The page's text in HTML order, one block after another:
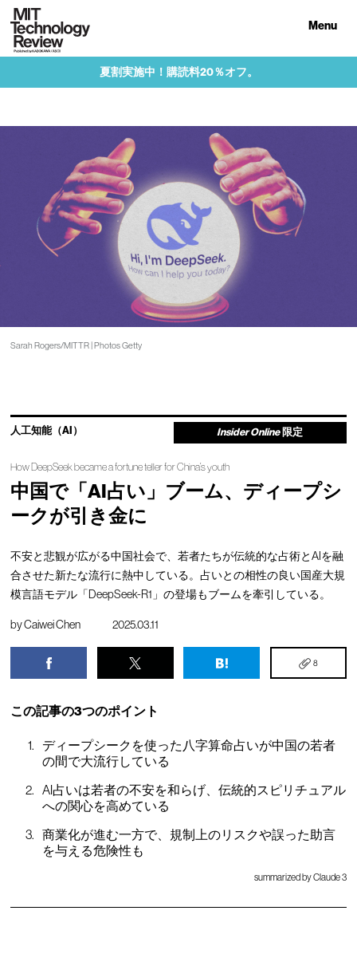
Menu
夏割実施中！購読料20％オフ。
Sarah Rogers/MITTR | Photos Getty
人工知能（AI） Insider Online 限定
How DeepSeek became a fortune teller for China’s youth
中国で「AI占い」ブーム、ディープシ
ークが引き金に
不安と悲観が広がる中国社会で、若者たちが伝統的な占術とAIを融
合させた新たな流行に熱中している。占いとの相性の良い国産大規
模言語モデル「DeepSeek-R1」の登場もブームを牽引している。
byCaiwei Chen 2025.03.11
8
この記事の3つのポイント
ディープシークを使った八字算命占いが中国の若者
の間で大流行している
AI占いは若者の不安を和らげ、伝統的スピリチュアル
への関心を高めている
商業化が進む一方で、規制上のリスクや誤った助言
を与える危険性も
summarized by Claude 3